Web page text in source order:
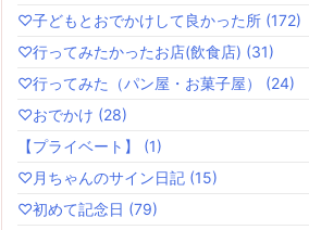
♡子どもとおでかけして良かった所 (172)
♡行ってみたかったお店(飲食店) (31)
♡行ってみた（パン屋・お菓子屋） (24)
♡おでかけ (28)
【プライベート】 (1)
♡月ちゃんのサイン日記 (15)
♡初めて記念日 (79)